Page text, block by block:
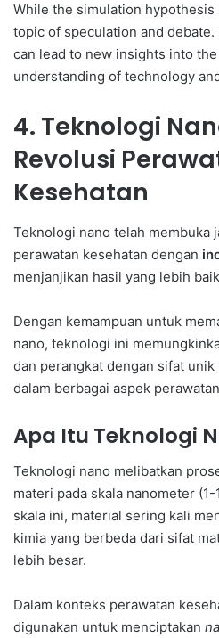
While the simulation
topic of speculation and
can lead to new insights into
understanding of technology
4. Teknologi
Revolusi
Kesehatan
Teknologi nano telah membuka
perawatan kesehatan dengan
menjanjikan hasil yang lebih
Dengan kemampuan untuk
nano, teknologi ini
dan perangkat dengan sifat
dalam berbagai aspek
Apa Itu Teknologi
Teknologi nano melibatkan
materi pada skala nanometer
skala ini, material sering kali
kimia yang berbeda dari sifat
lebih besar.
Dalam konteks perawatan
digunakan untuk menciptakan